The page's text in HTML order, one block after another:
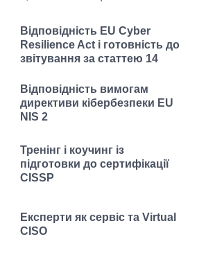
Відповідність EU Cyber
Resilience Act і готовність до
звітування за статтею 14
Відповідність вимогам
директиви кібербезпеки EU
NIS 2
Тренінг і коучинг із
підготовки до сертифікації
CISSP
Експерти як сервіс та Virtual
CISO